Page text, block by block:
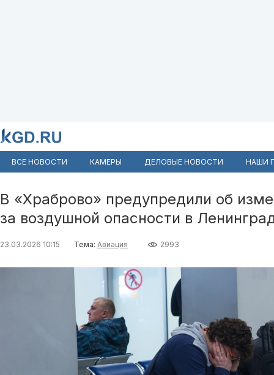
ВСЕ НОВОСТИ КАМЕРЫ ДЕЛОВЫЕ НОВОСТИ НАШИ
В «Храброво» предупредили об
за воздушной опасности в
23.03.2026 10:15 Тема: Авиация 2993